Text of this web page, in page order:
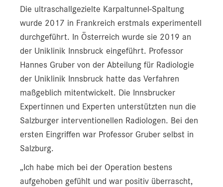
Die ultraschallgezielte Karpaltunnel-Spaltung
wurde 2017 in Frankreich erstmals experimentell
durchgeführt. In Österreich wurde sie 2019 an
der Uniklinik Innsbruck eingeführt. Professor
Hannes Gruber von der Abteilung für Radiologie
der Uniklinik Innsbruck hatte das Verfahren
maßgeblich mitentwickelt. Die Innsbrucker
Expertinnen und Experten unterstützten nun die
Salzburger interventionellen Radiologen. Bei den
ersten Eingriffen war Professor Gruber selbst in
Salzburg.
„Ich habe mich bei der Operation bestens
aufgehoben gefühlt und war positiv überrascht,